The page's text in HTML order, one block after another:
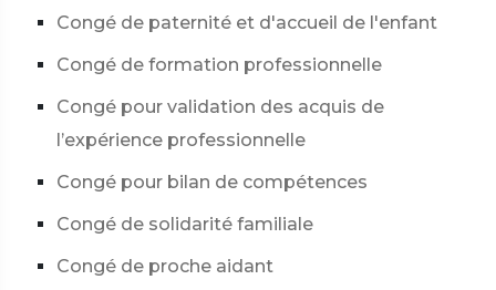
Congé de paternité et d'accueil de l'enfant
Congé de formation professionnelle
Congé pour validation des acquis de
l’expérience professionnelle
Congé pour bilan de compétences
Congé de solidarité familiale
Congé de proche aidant